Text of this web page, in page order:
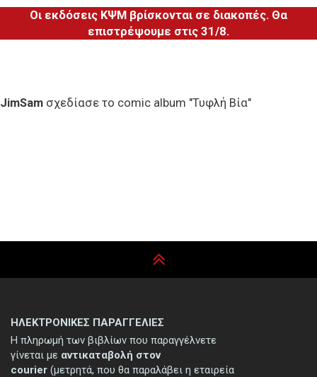
Οι εκδόσεις ΚΨΜ βρίσκονται σε διακοπές. Θα
επιστρέψουμε στις 31/8.
JimSam σχεδίασε το comic album "Τυφλή Βία"
ΗΛΕΚΤΡΟΝΙΚΕΣ ΠΑΡΑΓΓΕΛΙΕΣ
Η πληρωμή των βιβλίων που παραγγέλνετε
γίνεται με αντικαταβολή στον
courier (μετρητά, που θα παραλάβει η εταιρεία